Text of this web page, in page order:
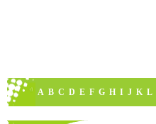
A B C D E F G H I J K L